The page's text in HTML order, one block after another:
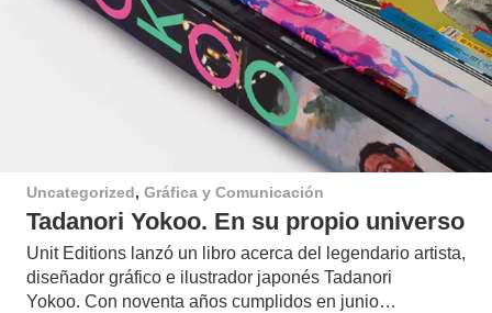
Uncategorized, Gráfica y Comunicación
Tadanori Yokoo. En su propio universo
Unit Editions lanzó un libro acerca del legendario artista,
diseñador gráfico e ilustrador japonés Tadanori
Yokoo. Con noventa años cumplidos en junio…